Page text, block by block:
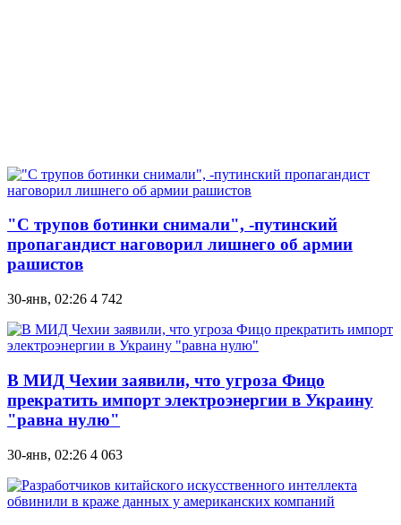
"С трупов ботинки снимали", -путинский
пропагандист наговорил лишнего об армии
рашистов
30-янв, 02:26 4 742
В МИД Чехии заявили, что угроза Фицо
прекратить импорт электроэнергии в Украину
"равна нулю"
30-янв, 02:26 4 063